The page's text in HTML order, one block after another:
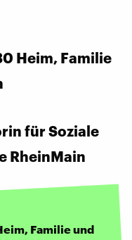
Heim, Familie
für Soziale
RheinMain
Familie und